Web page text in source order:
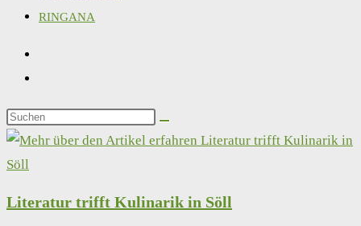
RINGANA
Literatur trifft Kulinarik in Söll